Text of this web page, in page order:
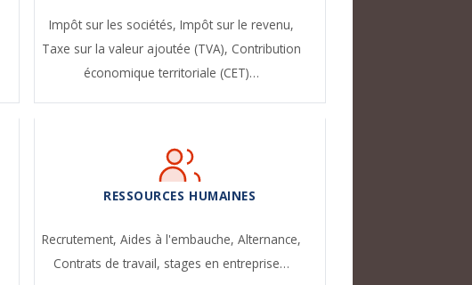
Impôt sur les sociétés,Impôt sur le revenu,
Taxe sur la valeur ajoutée (TVA), Contribution
économique territoriale (CET)…
RESSOURCES HUMAINES
Recrutement,Aides à l'embauche,Alternance,
Contrats de travail, stages en entreprise…